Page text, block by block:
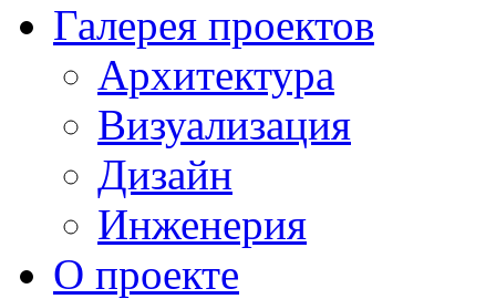
Галерея проектов
Архитектура
Визуализация
Дизайн
Инженерия
О проекте